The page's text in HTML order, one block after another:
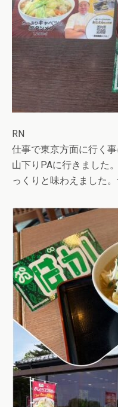
RN
仕事で東京方面に行く
山下りPAに行きました
っくりと味わえました